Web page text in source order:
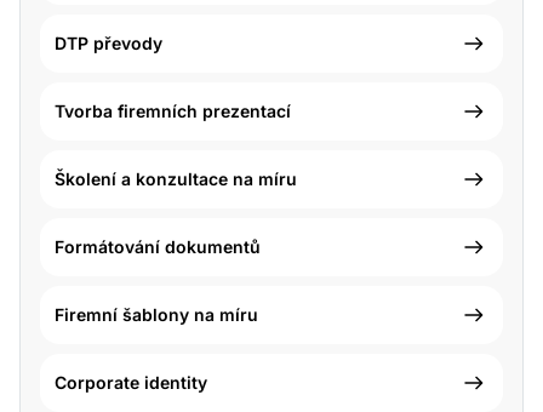
DTP převody
Tvorba firemních prezentací
Školení a konzultace na míru
Formátování dokumentů
Firemní šablony na míru
Corporate identity